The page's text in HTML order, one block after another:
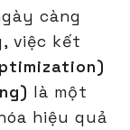
càng
việc kết
là một
hiệu quả